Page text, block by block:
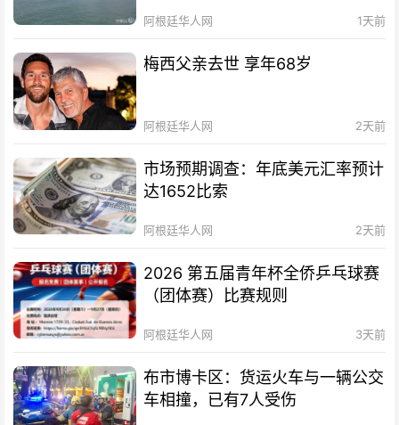
阿根廷华人网 1天前
梅西父亲去世 享年68岁
阿根廷华人网 2天前
市场预期调查：年底美元汇率预计
达1652比索
阿根廷华人网 2天前
2026 第五届青年杯全侨乒乓球赛
（团体赛）比赛规则
阿根廷华人网 3天前
布市博卡区：货运火车与一辆公交
车相撞，已有7人受伤